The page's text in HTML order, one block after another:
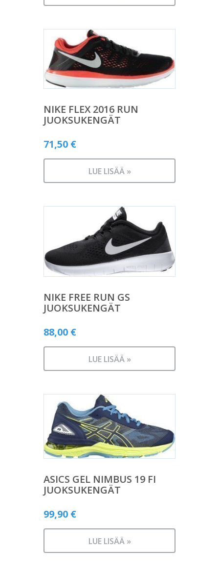
NIKE FLEX 2016 RUN
JUOKSUKENGÄT
71,50 €
LUE LISÄÄ »
NIKE FREE RUN GS
JUOKSUKENGÄT
88,00 €
LUE LISÄÄ »
ASICS GEL NIMBUS 19 FI
JUOKSUKENGÄT
99,90 €
LUE LISÄÄ »